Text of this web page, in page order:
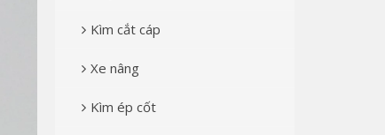
Kìm cắt cáp
Xe nâng
Kìm ép cốt